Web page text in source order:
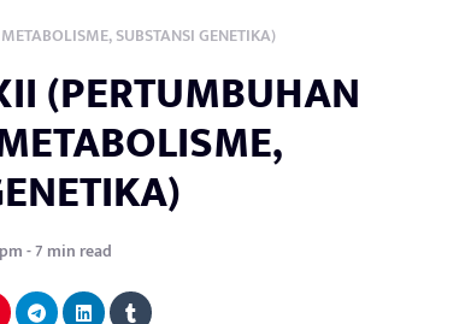
SUBSTANSI GENETIKA)
(PERTUMBUHAN
- 7 min read